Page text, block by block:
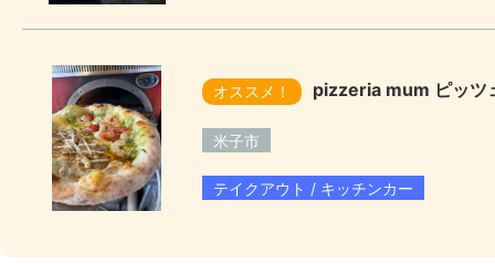
オススメ！ pizzeria mum ピッ
米子市
テイクアウト / キッチンカー